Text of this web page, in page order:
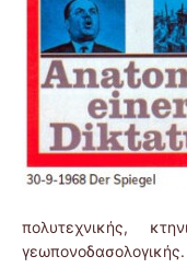
πολυτεχνικής,